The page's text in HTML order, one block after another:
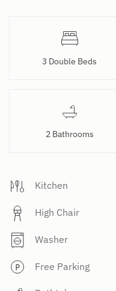
3 Double Beds
2 Bathrooms
Kitchen
High Chair
Washer
Free Parking